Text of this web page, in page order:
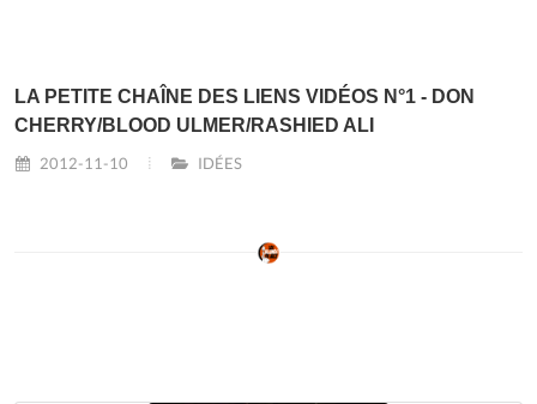
LA PETITE CHAÎNE DES LIENS VIDÉOS N°1 - DON
CHERRY/BLOOD ULMER/RASHIED ALI
2012-11-10 IDÉES